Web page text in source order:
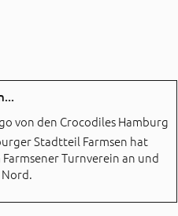
Stadtteil Farmsen hat
Turnverein an und